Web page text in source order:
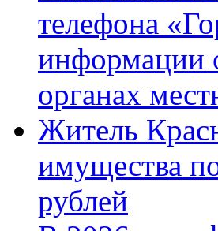
телефона
информации
органах
Житель
имущества
рублей